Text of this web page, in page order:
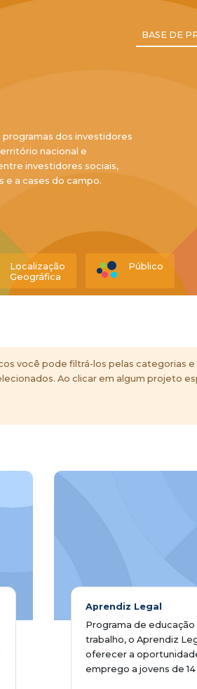
BASE DE
dos investidores
nacional e
investidores sociais,
e a cases do campo.
Localização
Geográfica
Público
você pode filtrá-los pelas categorias
Ao clicar em algum projeto
Aprendiz Legal
Programa de
trabalho, o Aprendiz
oferecer a
emprego a jovens de 14